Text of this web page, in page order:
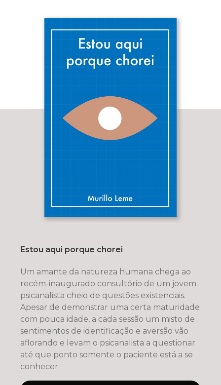
Estou aqui porque chorei
Um amante da natureza humana chega ao
recém-inaugurado consultório de um jovem
psicanalista cheio de questões existenciais.
Apesar de demonstrar uma certa maturidade
com pouca idade, a cada sessão um misto de
sentimentos de identificação e aversão vão
aflorando e levam o psicanalista a questionar
até que ponto somente o paciente está a se
conhecer.